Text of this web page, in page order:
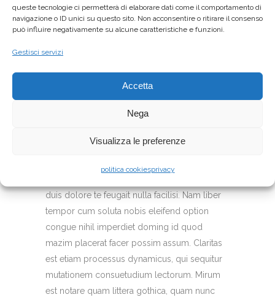
queste tecnologie ci permetterà di elaborare dati come il comportamento di
navigazione o ID unici su questo sito. Non acconsentire o ritirare il consenso
può influire negativamente su alcune caratteristiche e funzioni.
Gestisci servizi
Accetta
Nega
Visualizza le preferenze
politica cookiesprivacy
claritatem insitam; est
usus legentis in iis qui
Typi non habent claritatem insitam; est usus
legentis in iis qui facit eorum claritatem. Duis
autem vel eum iriure dolor in hendrerit in
illum dolore eu feugiat nulla facilisis at vero
duis dolore te feugait nulla facilisi. Nam liber
tempor cum soluta nobis eleifend option
congue nihil imperdiet doming id quod
mazim placerat facer possim assum. Claritas
est etiam processus dynamicus, qui sequitur
mutationem consuetudium lectorum. Mirum
est notare quam littera gothica, quam nunc